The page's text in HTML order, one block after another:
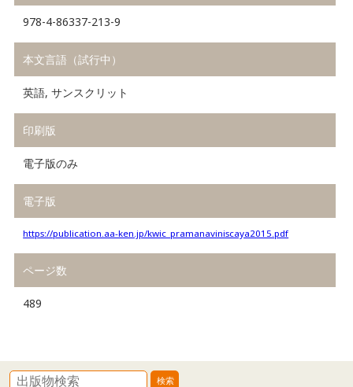
978-4-86337-213-9
本文言語（試行中）
英語, サンスクリット
印刷版
電子版のみ
電子版
https://publication.aa-ken.jp/kwic_pramanaviniscaya2015.pdf
ページ数
489